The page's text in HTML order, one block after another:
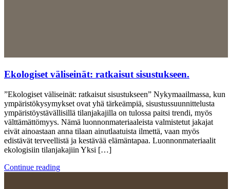
Ekologiset väliseinät: ratkaisut sisustukseen.
”Ekologiset väliseinät: ratkaisut sisustukseen” Nykymaailmassa, kun
ympäristökysymykset ovat yhä tärkeämpiä, sisustussuunnittelusta
ympäristöystävällisillä tilanjakajilla on tulossa paitsi trendi, myös
välttämättömyys. Nämä luonnonmateriaaleista valmistetut jakajat
eivät ainoastaan ​​anna tilaan ainutlaatuista ilmettä, vaan myös
edistävät terveellistä ja kestävää elämäntapaa. Luonnonmateriaalit
ekologisiin tilanjakajiin Yksi […]
Continue reading